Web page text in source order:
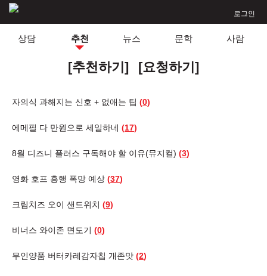
로그인
상담 추천 뉴스 문학 사람
[추천하기] [요청하기]
자의식 과해지는 신호 + 없애는 팁 (0)
에메필 다 만원으로 세일하네 (17)
8월 디즈니 플러스 구독해야 할 이유(뮤지컬) (3)
영화 호프 흥행 폭망 예상 (37)
크림치즈 오이 샌드위치 (9)
비너스 와이존 면도기 (0)
무인양품 버터카레감자칩 개존맛 (2)